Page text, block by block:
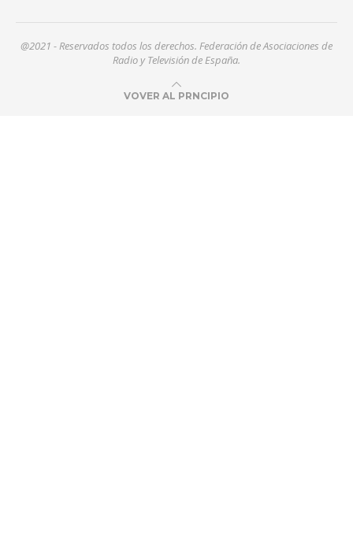
@2021 - Reservados todos los derechos. Federación de Asociaciones de
Radio y Televisión de España.
VOVER AL PRNCIPIO